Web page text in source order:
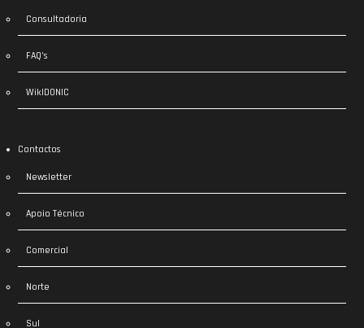
Consultadoria
FAQ’s
WikIDONIC
Contactos
Newsletter
Apoio Técnico
Comercial
Norte
Sul